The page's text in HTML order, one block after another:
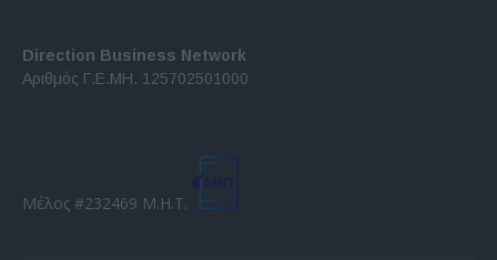
Direction Business Network
Αριθμός Γ.Ε.ΜΗ. 125702501000
Μέλος #232469 Μ.Η.Τ.